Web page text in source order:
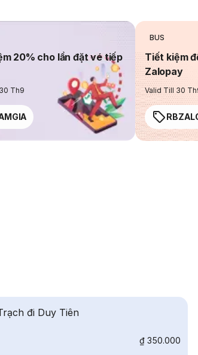
20% cho lần đặt vé tiếp
Th9
BUS
Tiết kiệm
Zalopay
Valid Till 30
đi Duy Tiên
₫ 350.000